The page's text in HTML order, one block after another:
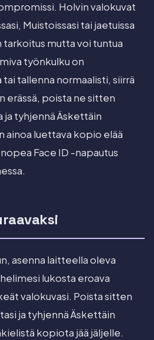
Holvin valokuvat
Muistoissasi tai jaetuissa
tarkoitus mutta voi tuntua
työnkulku on
tallenna normaalisti, siirrä
erässä, poista ne sitten
tyhjennä Äskettäin
ainoa luettava kopio elää
Face ID -napautus
asenna laitteella oleva
lukosta eroava
valokuvasi. Poista sitten
ja tyhjennä Äskettäin
kopiota jää jäljelle.